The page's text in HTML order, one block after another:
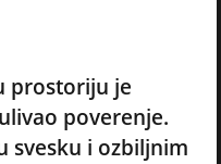
prostoriju je
poverenje.
svesku i ozbiljnim